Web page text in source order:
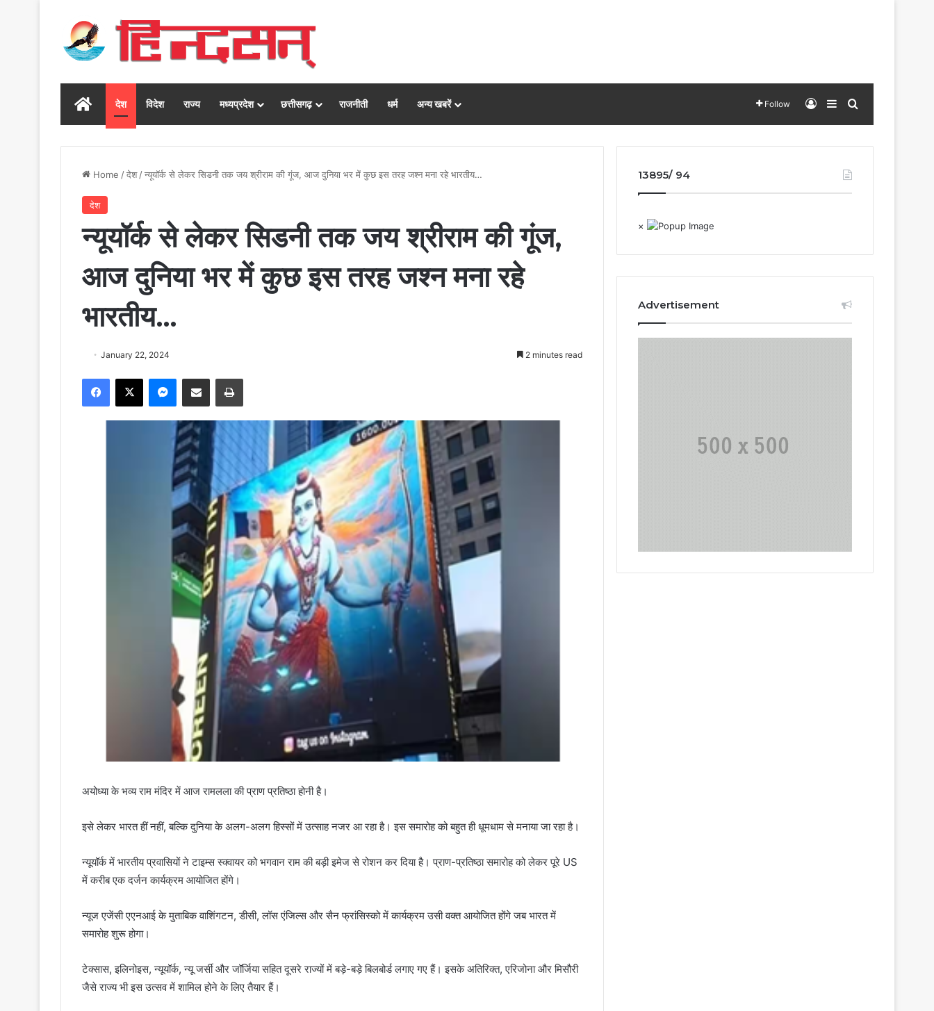
Homeदेश विदेश राज्य मध्यप्रदेश छत्तीसगढ़ राजनीती धर्म अन्य खबरें Follow Log InSidebarSearch for
Home /देश/न्यूयॉर्क से लेकर सिडनी तक जय श्रीराम की गूंज, आज दुनिया भर में कुछ इस तरह जश्न मना रहे भारतीय…
देश
न्यूयॉर्क से लेकर सिडनी तक जय श्रीराम की गूंज,
आज दुनिया भर में कुछ इस तरह जश्न मना रहे
भारतीय…
January 22, 2024 2 minutes read
Facebook
X Messenger
Share via Email Print
अयोध्या के भव्य राम मंदिर में आज रामलला की प्राण प्रतिष्ठा होनी है।
इसे लेकर भारत हीं नहीं, बल्कि दुनिया के अलग-अलग हिस्सों में उत्साह नजर आ रहा है। इस समारोह को बहुत ही धूमधाम से मनाया जा रहा है।
न्यूयॉर्क में भारतीय प्रवासियों ने टाइम्स स्क्वायर को भगवान राम की बड़ी इमेज से रोशन कर दिया है। प्राण-प्रतिष्ठा समारोह को लेकर पूरे US
में करीब एक दर्जन कार्यक्रम आयोजित होंगे।
न्यूज एजेंसी एएनआई के मुताबिक वाशिंगटन, डीसी, लॉस एंजिल्स और सैन फ्रांसिस्को में कार्यक्रम उसी वक्त आयोजित होंगे जब भारत में
समारोह शुरू होगा।
टेक्सास, इलिनोइस, न्यूयॉर्क, न्यू जर्सी और जॉर्जिया सहित दूसरे राज्यों में बड़े-बड़े बिलबोर्ड लगाए गए हैं। इसके अतिरिक्त, एरिजोना और मिसौरी
जैसे राज्य भी इस उत्सव में शामिल होने के लिए तैयार हैं।
13895/ 94
×
Advertisement